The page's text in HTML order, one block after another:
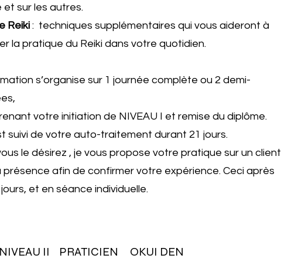
et sur les autres.
Reiki: techniques supplémentaires qui vous aideront à
la pratique du Reiki dans votre quotidien.
s’organise sur 1 journée complète ou 2 demi-
votre initiation de NIVEAU I et remise du diplôme.
suivi de votre auto-traitement durant 21 jours.
le désirez , je vous propose votre pratique sur un client
présence afin de confirmer votre expérience. Ceci après
et en séance individuelle.
NIVEAU II PRATICIEN OKUI DEN